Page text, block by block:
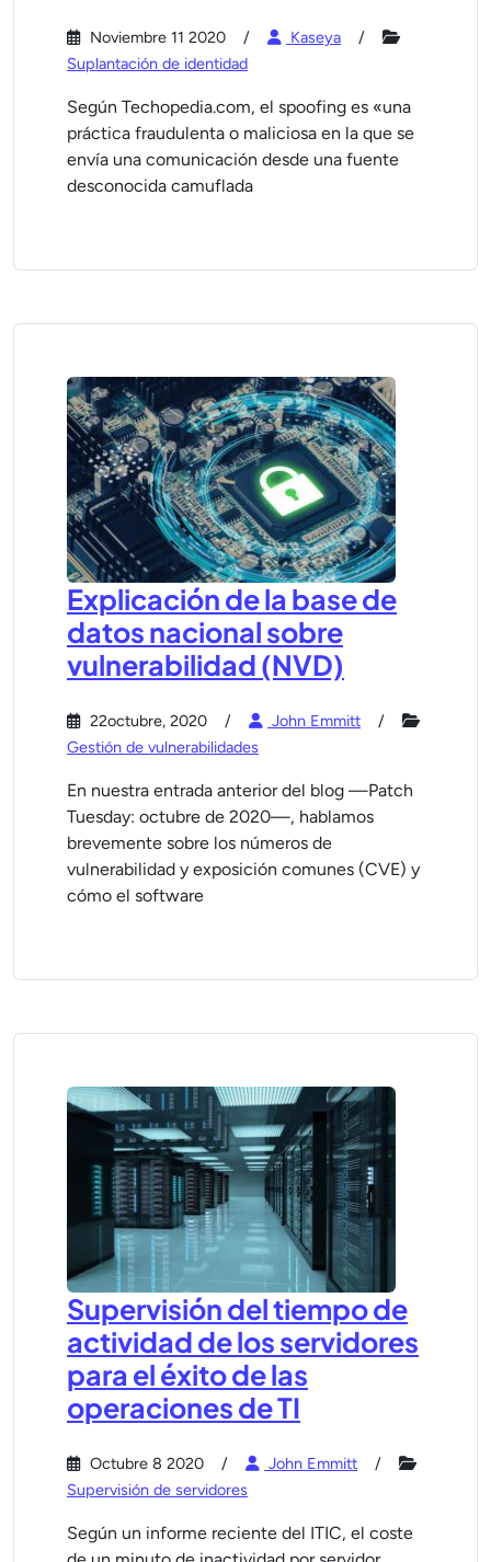
Noviembre 11 2020
Kaseya
Suplantación de identidad
Según Techopedia.com, el spoofing es «una
práctica fraudulenta o maliciosa en la que se
envía una comunicación desde una fuente
desconocida camuflada
Explicación de la base de
datos nacional sobre
vulnerabilidad (NVD)
22octubre, 2020
John Emmitt
Gestión de vulnerabilidades
En nuestra entrada anterior del blog —Patch
Tuesday: octubre de 2020—, hablamos
brevemente sobre los números de
vulnerabilidad y exposición comunes (CVE) y
cómo el software
Supervisión del tiempo de
actividad de los servidores
para el éxito de las
operaciones de TI
Octubre 8 2020
John Emmitt
Supervisión de servidores
Según un informe reciente del ITIC, el coste